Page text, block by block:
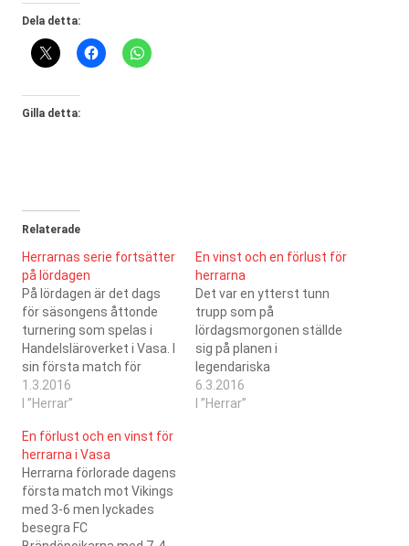
Dela detta:
Gilla detta:
Relaterade
Herrarnas serie fortsätter
på lördagen
På lördagen är det dags
för säsongens åttonde
turnering som spelas i
Handelsläroverket i Vasa. I
sin första match för
dagen (matchstart kl
12:00) möter herrarna
andra (matchstart kl
14:00) Mousetrap. Under
årens lopp har SC
Saragoza mött Royal Mela
2 gånger i förbundets
serier.…
1.3.2016
I ”Herrar”
En vinst och en förlust för
herrarna
Det var en ytterst tunn
trupp som på
lördagsmorgonen ställde
sig på planen i
legendariska
Handelsläroverkets sal i
Vasa, med sex utespelare
6.3.2016
I ”Herrar”
En förlust och en vinst för
herrarna i Vasa
Herrarna förlorade dagens
första match mot Vikings
med 3-6 men lyckades
besegra FC